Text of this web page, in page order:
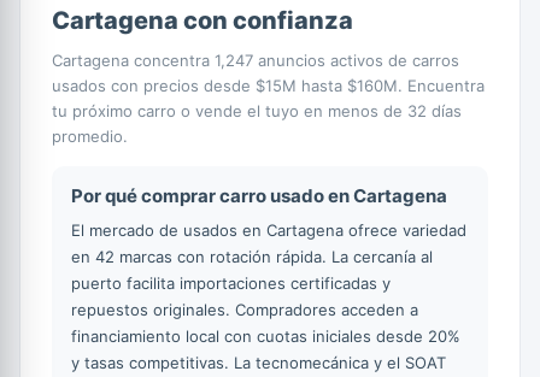
Cartagena con confianza
Cartagena concentra 1,247 anuncios activos de carros
usados con precios desde $15M hasta $160M. Encuentra
tu próximo carro o vende el tuyo en menos de 32 días
promedio.
Por qué comprar carro usado en Cartagena
El mercado de usados en Cartagena ofrece variedad
en 42 marcas con rotación rápida. La cercanía al
puerto facilita importaciones certificadas y
repuestos originales. Compradores acceden a
financiamiento local con cuotas iniciales desde 20%
y tasas competitivas. La tecnomecánica y el SOAT